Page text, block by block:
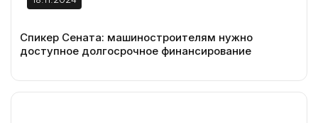
Спикер Сената: машиностроителям нужно
доступное долгосрочное финансирование